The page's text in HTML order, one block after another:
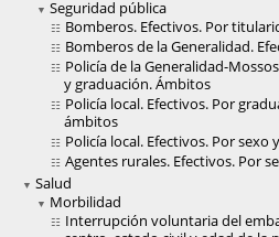
Seguridad pública
Bomberos. Efectivos. Por
Bomberos de la Generalidad.
Policía de la Generalidad-
y graduación. Ámbitos
Policía local. Efectivos. Por
ámbitos
Policía local. Efectivos. Por sexo
Agentes rurales. Efectivos. Por
Salud
Morbilidad
Interrupción voluntaria del